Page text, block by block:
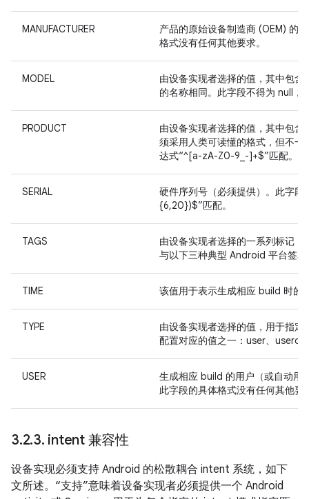
MANUFACTURER
产品的原始设备制造商 (OEM) 的
格式没有任何其他要求。
MODEL
由设备实现者选择的值，其中包
的名称相同。此字段不得为 null
PRODUCT
由设备实现者选择的值，其中包
须采用人类可读懂的格式，但不
达式“^[a-zA-Z0-9_-]+$”匹配。
SERIAL
硬件序列号（必须提供）。此字
{6,20})$”匹配。
TAGS
由设备实现者选择的一系列标记
与以下三种典型 Android 平台签
TIME 该值用于表示生成相应 build 时的
TYPE
由设备实现者选择的值，用于指
配置对应的值之一：user、
USER
生成相应 build 的用户（或自动用
此字段的具体格式没有任何其他要
3.2.3. intent 兼容性
设备实现必须支持 Android 的松散耦合 intent 系统，如下
文所述。“支持”意味着设备实现者必须提供一个 Android